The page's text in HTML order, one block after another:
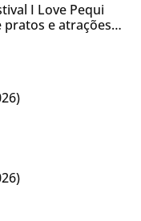
I Love Pequi
e atrações
dos Pais em